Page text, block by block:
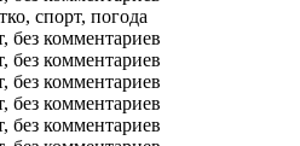
спорт, погода
без комментариев
без комментариев
без комментариев
без комментариев
без комментариев